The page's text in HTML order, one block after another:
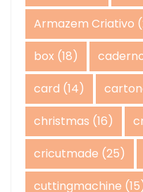
Armazem Criativo
box (18)
card (14)
christmas (16)
cricutmade (25)
cuttingmachine